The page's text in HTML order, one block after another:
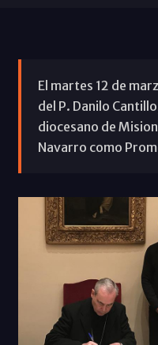
El martes 12 de
del P. Danilo
diocesano de
Navarro como